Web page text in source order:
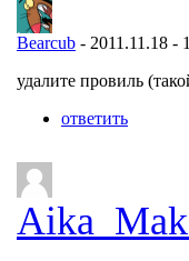
Bearcub - 2011.11.18 -
удалите провиль
ответить